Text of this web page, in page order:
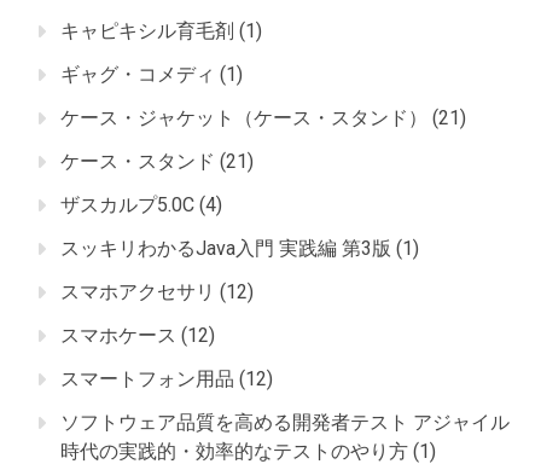
キャピキシル育毛剤 (1)
ギャグ・コメディ (1)
ケース・ジャケット（ケース・スタンド）
(21)
ケース・スタンド (21)
ザスカルプ5.0C (4)
スッキリわかるJava入門 実践編 第3版 (1)
スマホアクセサリ (12)
スマホケース (12)
スマートフォン用品 (12)
ソフトウェア品質を高める開発者テスト アジャイル
時代の実践的・効率的なテストのやり方 (1)